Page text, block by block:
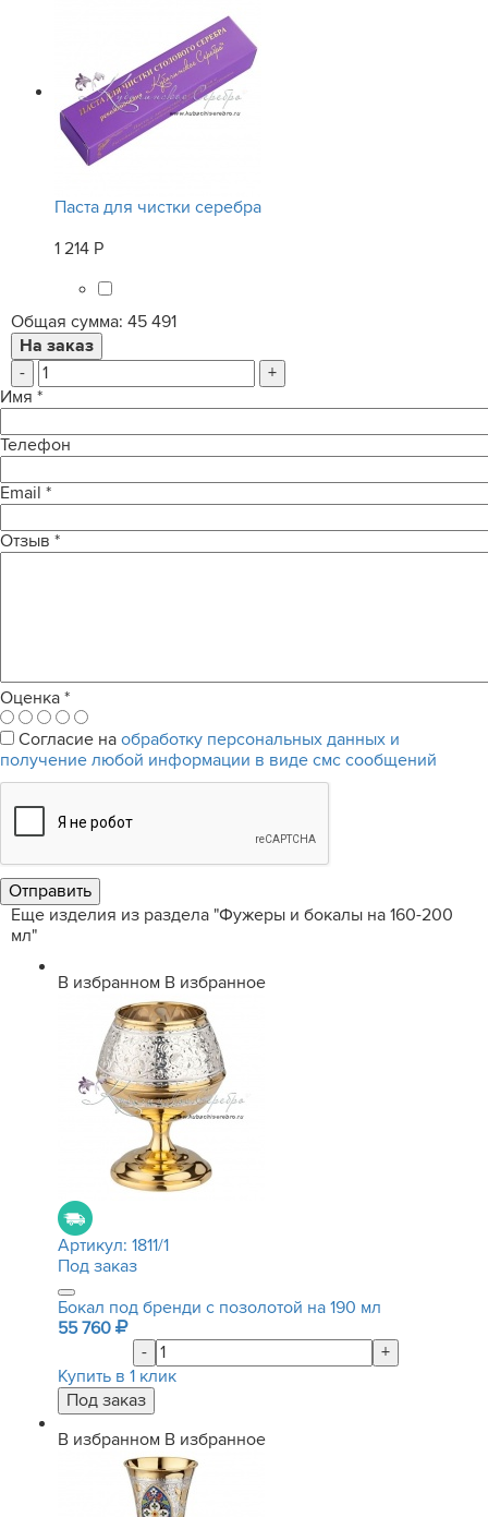
Паста для чистки серебра
1 214 Р
Общая сумма: 45 491
-
+
Имя *
Телефон
Email *
Отзыв *
Оценка *
Согласие на обработку персональных данных и
получение любой информации в виде смс сообщений
Еще изделия из раздела "Фужеры и бокалы на 160-200
мл"
В избранном В избранное
Артикул: 1811/1
Под заказ
Бокал под бренди с позолотой на 190 мл
55 760
-
+
Купить в 1 клик
В избранном В избранное